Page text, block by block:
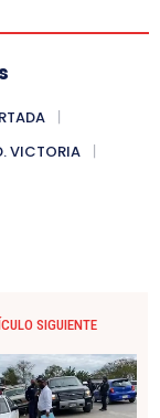
VICTORIA
SIGUIENTE